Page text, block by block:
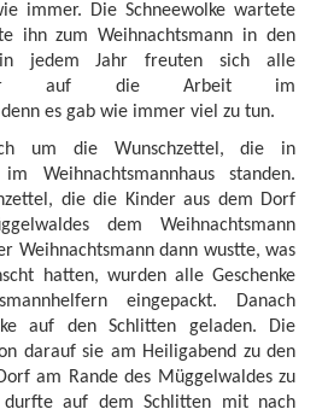
immer. Die Schneewolke wartete
ihn zum Weihnachtsmann in den
jedem Jahr freuten sich alle
auf die Arbeit im
es gab wie immer viel zu tun.
um die Wunschzettel, die in
Weihnachtsmannhaus standen.
die die Kinder aus dem Dorf
dem Weihnachtsmann
Weihnachtsmann dann wustte, was
hatten, wurden alle Geschenke
eingepackt. Danach
auf den Schlitten geladen. Die
darauf sie am Heiligabend zu den
am Rande des Müggelwaldes zu
durfte auf dem Schlitten mit nach